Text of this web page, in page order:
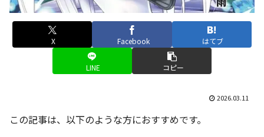
X Facebook はてブ
LINE コピー
2026.03.11
この記事は、以下のような方におすすめです。